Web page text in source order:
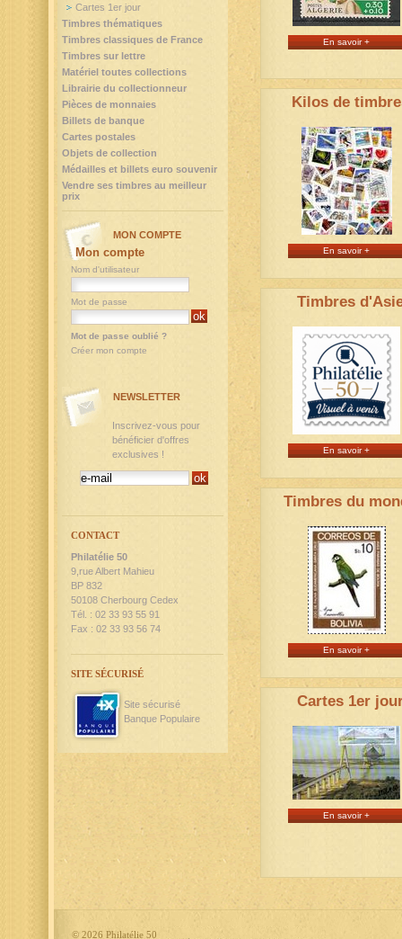
En savoir +
Kilos de
En savoir +
Timbres
En savoir +
Timbres du
En savoir +
Cartes 1er
En savoir +
Cartes 1er jour
Timbres thématiques
Timbres classiques de France
Timbres sur lettre
Matériel toutes collections
Librairie du collectionneur
Pièces de monnaies
Billets de banque
Cartes postales
Objets de collection
Médailles et billets euro souvenir
Vendre ses timbres au meilleur
prix
MON COMPTE
Mon compte
Nom d'utilisateur
Mot de passe
Mot de passe oublié ?
Créer mon compte
NEWSLETTER
Inscrivez-vous pour
bénéficier d'offres
exclusives !
CONTACT
Philatélie 50
9,rue Albert Mahieu
BP 832
50108 Cherbourg Cedex
Tél. : 02 33 93 55 91
Fax : 02 33 93 56 74
SITE SÉCURISÉ
Site sécurisé
Banque Populaire
© 2026 Philatélie 50